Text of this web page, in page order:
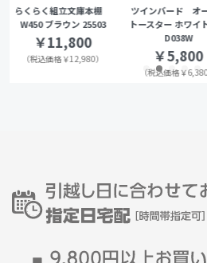
らくらく組立文庫本棚
W450 ブラウン 25503
￥11,800
（税込価格￥12,980）
ツインバード オ
トースター ホワイ
D038W
￥5,800
（税込価格￥6,380